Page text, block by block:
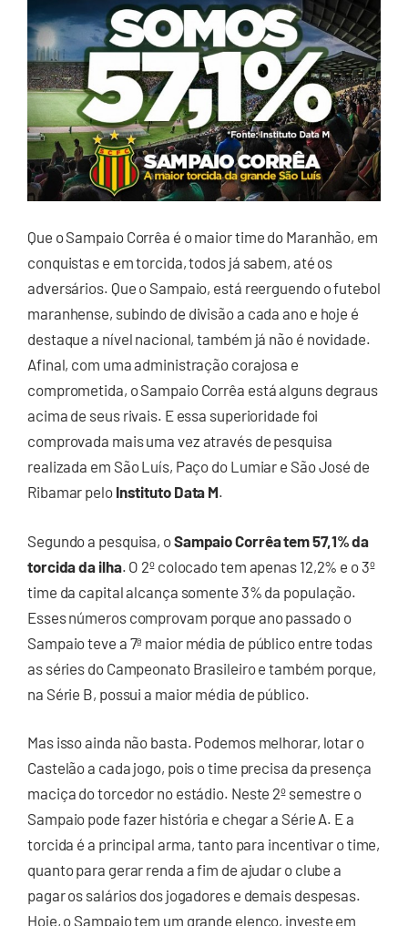
Que o Sampaio Corrêa é o maior time do Maranhão, em
conquistas e em torcida, todos já sabem, até os
adversários. Que o Sampaio, está reerguendo o futebol
maranhense, subindo de divisão a cada ano e hoje é
destaque a nível nacional, também já não é novidade.
Afinal, com uma administração corajosa e
comprometida, o Sampaio Corrêa está alguns degraus
acima de seus rivais. E essa superioridade foi
comprovada mais uma vez através de pesquisa
realizada em São Luís, Paço do Lumiar e São José de
Ribamar pelo Instituto Data M.
Segundo a pesquisa, oSampaio Corrêa tem 57,1% da
torcida da ilha. O 2º colocado tem apenas 12,2% e o 3º
time da capital alcança somente 3% da população.
Esses números comprovam porque ano passado o
Sampaio teve a 7ª maior média de público entre todas
as séries do Campeonato Brasileiro e também porque,
na Série B, possui a maior média de público.
Mas isso ainda não basta. Podemos melhorar, lotar o
Castelão a cada jogo, pois o time precisa da presença
maciça do torcedor no estádio. Neste 2º semestre o
Sampaio pode fazer história e chegar a Série A. E a
torcida é a principal arma, tanto para incentivar o time,
quanto para gerar renda a fim de ajudar o clube a
pagar os salários dos jogadores e demais despesas.
Hoje, o Sampaio tem um grande elenco, investe em